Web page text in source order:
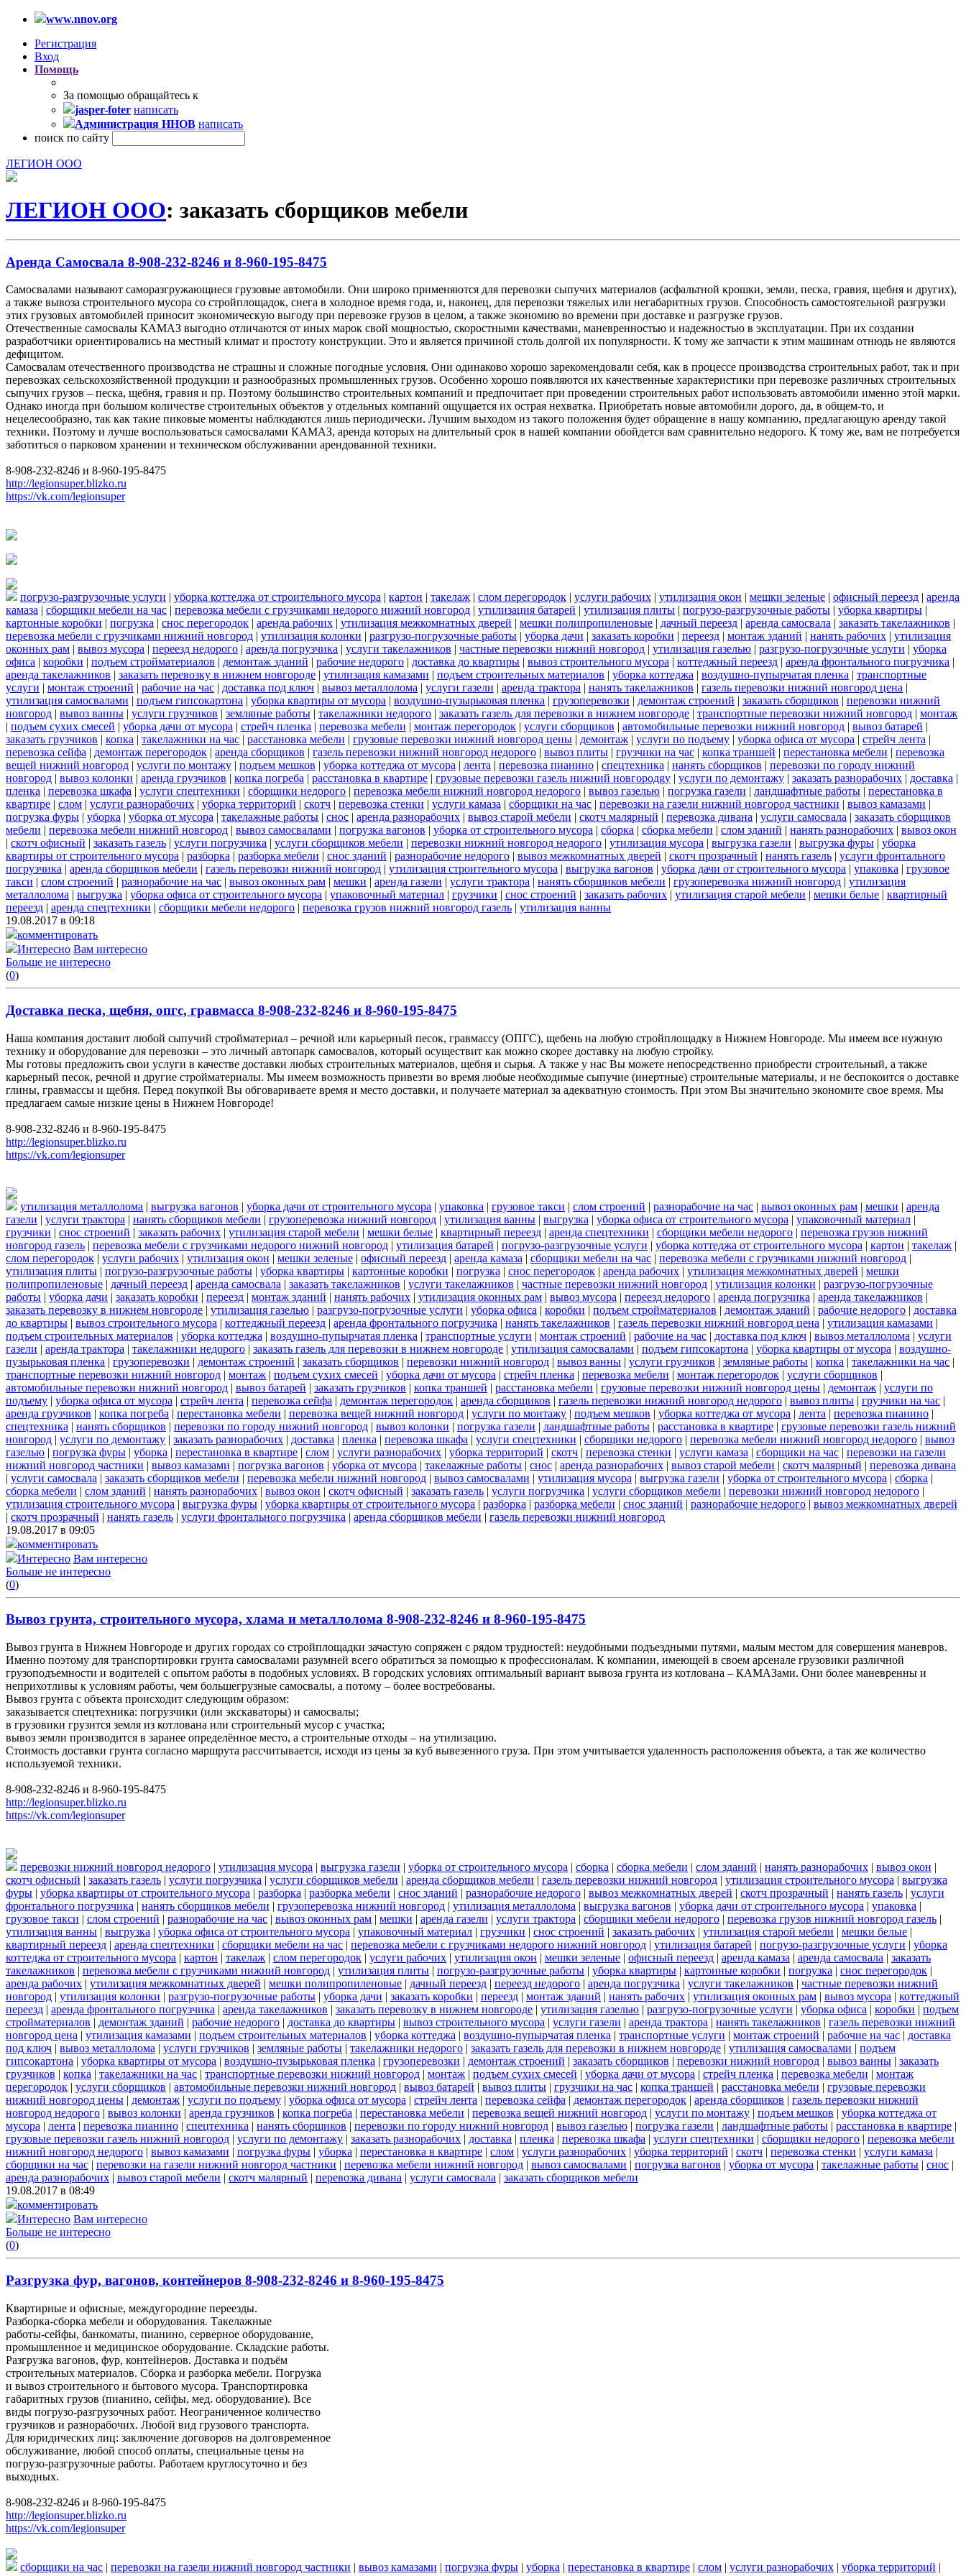
www.nnov.org
Регистрация
Вход
Помощь
За помощью обращайтесь к
jasper-foter написать
Администрация ННОВ написать
поиск по сайту
ЛЕГИОН ООО
ЛЕГИОН ООО: заказать сборщиков мебели
Аренда Самосвала 8-908-232-8246 и 8-960-195-8475
Самосвалами называют саморазгружающиеся грузовые автомобили. Они широко применяются для перевозки сыпучих материалов (асфальтной крошки, земли, песка, гравия, щебня и других),
а также вывоза строительного мусора со стройплощадок, снега в холодное время года, и, наконец, для перевозки тяжелых или негабаритных грузов. Способность самостоятельной разгрузки
этих грузовых автомобилей приносит экономическую выгоду при перевозке грузов в целом, а также экономию во времени при доставке и разгрузке грузов.
Отечественные самосвалы КАМАЗ выгодно отличаются от иных марок свой мощностью, скоростными качествами, маневренностью и надежностью в эксплуатации. При их создании
разработчики ориентировались на местный климат и простоту конструкции. Это и является причиной столь долгой их популярности. К тому же запчасти к этим машинам отнюдь не являются
дефицитом.
Самосвалам отечественного производства не страшны и сложные погодные условия. Они одинаково хорошо зарекомендовали себя, как в процессе производства строительных работ, так и при
перевозках сельскохозяйственной продукции и разнообразных промышленных грузов. Особенно хорошо появляются их качественные характеристики при перевозке различных строительных
сыпучих грузов – песка, щебня, гравия и пр. Поэтому большинство строительных компаний и предпочитает при проведении строительных работ использовать автомобили именно этой марки.
Однако иногда при большом количестве строительных объектов у отдельных компаний ощущается их острая нехватка. Приобретать новые автомобили дорого, да, в общем-то, и
нецелесообразно, так как такие пиковые моменты наблюдаются лишь периодически. Лучшим выходом из такого положения будет обращение в нашу компанию, предлагающую аренду такой
техники. Поэтому и лучше воспользоваться самосвалами КАМАЗ, аренда которых на длительный срок в нашей компании обойдется вам сравнительно недорого. К тому же, вам не потребуется
заботиться о парковом хранении и техническом обслуживании арендованной техники.
8-908-232-8246 и 8-960-195-8475
http://legionsuper.blizko.ru
https://vk.com/legionsuper
погрузо-разгрузочные услуги | уборка коттеджа от строительного мусора | картон | такелаж | слом перегородок | услуги рабочих | утилизация окон | мешки зеленые | офисный переезд | аренда
камаза | сборщики мебели на час | перевозка мебели с грузчиками недорого нижний новгород | утилизация батарей | утилизация плиты | погрузо-разгрузочные работы | уборка квартиры |
картонные коробки | погрузка | снос перегородок | аренда рабочих | утилизация межкомнатных дверей | мешки полипропиленовые | дачный переезд | аренда самосвала | заказать такелажников |
перевозка мебели с грузчиками нижний новгород | утилизация колонки | разгрузо-погрузочные работы | уборка дачи | заказать коробки | переезд | монтаж зданий | нанять рабочих | утилизация
оконных рам | вывоз мусора | переезд недорого | аренда погрузчика | услуги такелажников | частные перевозки нижний новгород | утилизация газелью | разгрузо-погрузочные услуги | уборка
офиса | коробки | подъем стройматериалов | демонтаж зданий | рабочие недорого | доставка до квартиры | вывоз строительного мусора | коттеджный переезд | аренда фронтального погрузчика |
аренда такелажников | заказать перевозку в нижнем новгороде | утилизация камазами | подъем строительных материалов | уборка коттеджа | воздушно-пупырчатая пленка | транспортные
услуги | монтаж строений | рабочие на час | доставка под ключ | вывоз металлолома | услуги газели | аренда трактора | нанять такелажников | газель перевозки нижний новгород цена |
утилизация самосвалами | подъем гипсокартона | уборка квартиры от мусора | воздушно-пузырьковая пленка | грузоперевозки | демонтаж строений | заказать сборщиков | перевозки нижний
новгород | вывоз ванны | услуги грузчиков | земляные работы | такелажники недорого | заказать газель для перевозки в нижнем новгороде | транспортные перевозки нижний новгород | монтаж
| подъем сухих смесей | уборка дачи от мусора | стрейч пленка | перевозка мебели | монтаж перегородок | услуги сборщиков | автомобильные перевозки нижний новгород | вывоз батарей |
заказать грузчиков | копка | такелажники на час | расстановка мебели | грузовые перевозки нижний новгород цены | демонтаж | услуги по подъему | уборка офиса от мусора | стрейч лента |
перевозка сейфа | демонтаж перегородок | аренда сборщиков | газель перевозки нижний новгород недорого | вывоз плиты | грузчики на час | копка траншей | перестановка мебели | перевозка
вещей нижний новгород | услуги по монтажу | подъем мешков | уборка коттеджа от мусора | лента | перевозка пианино | спецтехника | нанять сборщиков | перевозки по городу нижний
новгород | вывоз колонки | аренда грузчиков | копка погреба | расстановка в квартире | грузовые перевозки газель нижний новгородgy | услуги по демонтажу | заказать разнорабочих | доставка |
пленка | перевозка шкафа | услуги спецтехники | сборщики недорого | перевозка мебели нижний новгород недорого | вывоз газелью | погрузка газели | ландшафтные работы | перестановка в
квартире | слом | услуги разнорабочих | уборка территорий | скотч | перевозка стенки | услуги камаза | сборщики на час | перевозки на газели нижний новгород частники | вывоз камазами |
погрузка фуры | уборка | уборка от мусора | такелажные работы | снос | аренда разнорабочих | вывоз старой мебели | скотч малярный | перевозка дивана | услуги самосвала | заказать сборщиков
мебели | перевозка мебели нижний новгород | вывоз самосвалами | погрузка вагонов | уборка от строительного мусора | сборка | сборка мебели | слом зданий | нанять разнорабочих | вывоз окон
| скотч офисный | заказать газель | услуги погрузчика | услуги сборщиков мебели | перевозки нижний новгород недорого | утилизация мусора | выгрузка газели | выгрузка фуры | уборка
квартиры от строительного мусора | разборка | разборка мебели | снос зданий | разнорабочие недорого | вывоз межкомнатных дверей | скотч прозрачный | нанять газель | услуги фронтального
погрузчика | аренда сборщиков мебели | газель перевозки нижний новгород | утилизация строительного мусора | выгрузка вагонов | уборка дачи от строительного мусора | упаковка | грузовое
такси | слом строений | разнорабочие на час | вывоз оконных рам | мешки | аренда газели | услуги трактора | нанять сборщиков мебели | грузоперевозка нижний новгород | утилизация
металлолома | выгрузка | уборка офиса от строительного мусора | упаковочный материал | грузчики | снос строений | заказать рабочих | утилизация старой мебели | мешки белые | квартирный
переезд | аренда спецтехники | сборщики мебели недорого | перевозка грузов нижний новгород газель | утилизация ванны
19.08.2017 в 09:18
комментировать
Интересно Вам интересно
Больше не интересно
(0)
Доставка песка, щебня, опгс, гравмасса 8-908-232-8246 и 8-960-195-8475
Наша компания доставит любой сыпучий стройматериал – речной или карьерный песок, гравмассу (ОПГС), щебень на любую стройплощадку в Нижнем Новгороде. Мы имеем все нужную
технику и оборудование для перевозки – это личный автопарк самосвалов, который осуществит как можно скорее доставку на любую стройку.
Мы готовы предложить свои услуги в качестве доставки любых строительных материалов, щебня и сырья. А также у нас Вы можете непосредственно приобрести строительный, а также
карьерный песок, речной и другие стройматериалы. Мы имеем возможность привезти во время любые необходимые сыпучие (инертные) строительные материалы, и не беспокоится о доставке
глины, гравмассы и щебня. Перед покупкой Вы обговариваете время и место доставки, и получаете материал за адекватную стоимость. При этом Вы значительно экономите свое время. Мы
предлагаем самые низкие цены в Нижнем Новгороде!
8-908-232-8246 и 8-960-195-8475
http://legionsuper.blizko.ru
https://vk.com/legionsuper
утилизация металлолома | выгрузка вагонов | уборка дачи от строительного мусора | упаковка | грузовое такси | слом строений | разнорабочие на час | вывоз оконных рам | мешки | аренда
газели | услуги трактора | нанять сборщиков мебели | грузоперевозка нижний новгород | утилизация ванны | выгрузка | уборка офиса от строительного мусора | упаковочный материал |
грузчики | снос строений | заказать рабочих | утилизация старой мебели | мешки белые | квартирный переезд | аренда спецтехники | сборщики мебели недорого | перевозка грузов нижний
новгород газель | перевозка мебели с грузчиками недорого нижний новгород | утилизация батарей | погрузо-разгрузочные услуги | уборка коттеджа от строительного мусора | картон | такелаж |
слом перегородок | услуги рабочих | утилизация окон | мешки зеленые | офисный переезд | аренда камаза | сборщики мебели на час | перевозка мебели с грузчиками нижний новгород |
утилизация плиты | погрузо-разгрузочные работы | уборка квартиры | картонные коробки | погрузка | снос перегородок | аренда рабочих | утилизация межкомнатных дверей | мешки
полипропиленовые | дачный переезд | аренда самосвала | заказать такелажников | услуги такелажников | частные перевозки нижний новгород | утилизация колонки | разгрузо-погрузочные
работы | уборка дачи | заказать коробки | переезд | монтаж зданий | нанять рабочих | утилизация оконных рам | вывоз мусора | переезд недорого | аренда погрузчика | аренда такелажников |
заказать перевозку в нижнем новгороде | утилизация газелью | разгрузо-погрузочные услуги | уборка офиса | коробки | подъем стройматериалов | демонтаж зданий | рабочие недорого | доставка
до квартиры | вывоз строительного мусора | коттеджный переезд | аренда фронтального погрузчика | нанять такелажников | газель перевозки нижний новгород цена | утилизация камазами |
подъем строительных материалов | уборка коттеджа | воздушно-пупырчатая пленка | транспортные услуги | монтаж строений | рабочие на час | доставка под ключ | вывоз металлолома | услуги
газели | аренда трактора | такелажники недорого | заказать газель для перевозки в нижнем новгороде | утилизация самосвалами | подъем гипсокартона | уборка квартиры от мусора | воздушно-
пузырьковая пленка | грузоперевозки | демонтаж строений | заказать сборщиков | перевозки нижний новгород | вывоз ванны | услуги грузчиков | земляные работы | копка | такелажники на час |
транспортные перевозки нижний новгород | монтаж | подъем сухих смесей | уборка дачи от мусора | стрейч пленка | перевозка мебели | монтаж перегородок | услуги сборщиков |
автомобильные перевозки нижний новгород | вывоз батарей | заказать грузчиков | копка траншей | расстановка мебели | грузовые перевозки нижний новгород цены | демонтаж | услуги по
подъему | уборка офиса от мусора | стрейч лента | перевозка сейфа | демонтаж перегородок | аренда сборщиков | газель перевозки нижний новгород недорого | вывоз плиты | грузчики на час |
аренда грузчиков | копка погреба | перестановка мебели | перевозка вещей нижний новгород | услуги по монтажу | подъем мешков | уборка коттеджа от мусора | лента | перевозка пианино |
спецтехника | нанять сборщиков | перевозки по городу нижний новгород | вывоз колонки | погрузка газели | ландшафтные работы | расстановка в квартире | грузовые перевозки газель нижний
новгород | услуги по демонтажу | заказать разнорабочих | доставка | пленка | перевозка шкафа | услуги спецтехники | сборщики недорого | перевозка мебели нижний новгород недорого | вывоз
газелью | погрузка фуры | уборка | перестановка в квартире | слом | услуги разнорабочих | уборка территорий | скотч | перевозка стенки | услуги камаза | сборщики на час | перевозки на газели
нижний новгород частники | вывоз камазами | погрузка вагонов | уборка от мусора | такелажные работы | снос | аренда разнорабочих | вывоз старой мебели | скотч малярный | перевозка дивана
| услуги самосвала | заказать сборщиков мебели | перевозка мебели нижний новгород | вывоз самосвалами | утилизация мусора | выгрузка газели | уборка от строительного мусора | сборка |
сборка мебели | слом зданий | нанять разнорабочих | вывоз окон | скотч офисный | заказать газель | услуги погрузчика | услуги сборщиков мебели | перевозки нижний новгород недорого |
утилизация строительного мусора | выгрузка фуры | уборка квартиры от строительного мусора | разборка | разборка мебели | снос зданий | разнорабочие недорого | вывоз межкомнатных дверей
| скотч прозрачный | нанять газель | услуги фронтального погрузчика | аренда сборщиков мебели | газель перевозки нижний новгород
19.08.2017 в 09:05
комментировать
Интересно Вам интересно
Больше не интересно
(0)
Вывоз грунта, строительного мусора, хлама и металлолома 8-908-232-8246 и 8-960-195-8475
Вывоз грунта в Нижнем Новгороде и других городах со стройплощадки зачастую сопряжен с рядом трудностей: неудобными подъездными путями, малым местом для совершения маневров.
Именно поэтому для транспортировки грунта самосвалами разумней всего обратиться за помощью к профессионалам. К компании, имеющей в своем арсенале грузовики различной
грузоподъемности и водителей с опытом работы в подобных условиях. В городских условиях оптимальный вариант вывоза грунта из котлована – КАМАЗами. Они более маневренны и
неприхотливы к условиям работы, чем большегрузные самосвалы, а потому – более востребованы.
Вывоз грунта с объекта происходит следующим образом:
заказывается спецтехника: погрузчики (или экскаваторы) и самосвалы;
в грузовики грузится земля из котлована или строительный мусор с участка;
вывоз земли производится в заранее определённое место, а строительные отходы – на утилизацию.
Стоимость доставки грунта согласно маршрута рассчитывается, исходя из цены за куб вывезенного груза. При этом учитывается удаленность расположения объекта, а так же количество
используемой техники.
8-908-232-8246 и 8-960-195-8475
http://legionsuper.blizko.ru
https://vk.com/legionsuper
перевозки нижний новгород недорого | утилизация мусора | выгрузка газели | уборка от строительного мусора | сборка | сборка мебели | слом зданий | нанять разнорабочих | вывоз окон |
скотч офисный | заказать газель | услуги погрузчика | услуги сборщиков мебели | аренда сборщиков мебели | газель перевозки нижний новгород | утилизация строительного мусора | выгрузка
фуры | уборка квартиры от строительного мусора | разборка | разборка мебели | снос зданий | разнорабочие недорого | вывоз межкомнатных дверей | скотч прозрачный | нанять газель | услуги
фронтального погрузчика | нанять сборщиков мебели | грузоперевозка нижний новгород | утилизация металлолома | выгрузка вагонов | уборка дачи от строительного мусора | упаковка |
грузовое такси | слом строений | разнорабочие на час | вывоз оконных рам | мешки | аренда газели | услуги трактора | сборщики мебели недорого | перевозка грузов нижний новгород газель |
утилизация ванны | выгрузка | уборка офиса от строительного мусора | упаковочный материал | грузчики | снос строений | заказать рабочих | утилизация старой мебели | мешки белые |
квартирный переезд | аренда спецтехники | сборщики мебели на час | перевозка мебели с грузчиками недорого нижний новгород | утилизация батарей | погрузо-разгрузочные услуги | уборка
коттеджа от строительного мусора | картон | такелаж | слом перегородок | услуги рабочих | утилизация окон | мешки зеленые | офисный переезд | аренда камаза | аренда самосвала | заказать
такелажников | перевозка мебели с грузчиками нижний новгород | утилизация плиты | погрузо-разгрузочные работы | уборка квартиры | картонные коробки | погрузка | снос перегородок |
аренда рабочих | утилизация межкомнатных дверей | мешки полипропиленовые | дачный переезд | переезд недорого | аренда погрузчика | услуги такелажников | частные перевозки нижний
новгород | утилизация колонки | разгрузо-погрузочные работы | уборка дачи | заказать коробки | переезд | монтаж зданий | нанять рабочих | утилизация оконных рам | вывоз мусора | коттеджный
переезд | аренда фронтального погрузчика | аренда такелажников | заказать перевозку в нижнем новгороде | утилизация газелью | разгрузо-погрузочные услуги | уборка офиса | коробки | подъем
стройматериалов | демонтаж зданий | рабочие недорого | доставка до квартиры | вывоз строительного мусора | услуги газели | аренда трактора | нанять такелажников | газель перевозки нижний
новгород цена | утилизация камазами | подъем строительных материалов | уборка коттеджа | воздушно-пупырчатая пленка | транспортные услуги | монтаж строений | рабочие на час | доставка
под ключ | вывоз металлолома | услуги грузчиков | земляные работы | такелажники недорого | заказать газель для перевозки в нижнем новгороде | утилизация самосвалами | подъем
гипсокартона | уборка квартиры от мусора | воздушно-пузырьковая пленка | грузоперевозки | демонтаж строений | заказать сборщиков | перевозки нижний новгород | вывоз ванны | заказать
грузчиков | копка | такелажники на час | транспортные перевозки нижний новгород | монтаж | подъем сухих смесей | уборка дачи от мусора | стрейч пленка | перевозка мебели | монтаж
перегородок | услуги сборщиков | автомобильные перевозки нижний новгород | вывоз батарей | вывоз плиты | грузчики на час | копка траншей | расстановка мебели | грузовые перевозки
нижний новгород цены | демонтаж | услуги по подъему | уборка офиса от мусора | стрейч лента | перевозка сейфа | демонтаж перегородок | аренда сборщиков | газель перевозки нижний
новгород недорого | вывоз колонки | аренда грузчиков | копка погреба | перестановка мебели | перевозка вещей нижний новгород | услуги по монтажу | подъем мешков | уборка коттеджа от
мусора | лента | перевозка пианино | спецтехника | нанять сборщиков | перевозки по городу нижний новгород | вывоз газелью | погрузка газели | ландшафтные работы | расстановка в квартире |
грузовые перевозки газель нижний новгород | услуги по демонтажу | заказать разнорабочих | доставка | пленка | перевозка шкафа | услуги спецтехники | сборщики недорого | перевозка мебели
нижний новгород недорого | вывоз камазами | погрузка фуры | уборка | перестановка в квартире | слом | услуги разнорабочих | уборка территорий | скотч | перевозка стенки | услуги камаза |
сборщики на час | перевозки на газели нижний новгород частники | перевозка мебели нижний новгород | вывоз самосвалами | погрузка вагонов | уборка от мусора | такелажные работы | снос |
аренда разнорабочих | вывоз старой мебели | скотч малярный | перевозка дивана | услуги самосвала | заказать сборщиков мебели
19.08.2017 в 08:49
комментировать
Интересно Вам интересно
Больше не интересно
(0)
Разгрузка фур, вагонов, контейнеров 8-908-232-8246 и 8-960-195-8475
Квартирные и офисные, междугородние переезды.
Разборка-сборка мебели и оборудования. Такелажные
работы-сейфы, банкоматы, пианино, серверное оборудование,
промышленное и медицинское оборудование. Складские работы.
Разгрузка вагонов, фур, контейнеров. Доставка и подъём
строительных материалов. Сборка и разборка мебели. Погрузка
и вывоз строительного и бытового мусора. Транспортировка
габаритных грузов (пианино, сейфы, мед. оборудование). Все
виды погрузо-разгрузочных работ. Неограниченное количество
грузчиков и разнорабочих. Любой вид грузового транспорта.
Для юридических лиц: заключение договоров на долговременное
обслуживание, любой способ оплаты, специальные цены на
погрузо-разгрузочные работы. Работаем круглосуточно и без
выходных.
8-908-232-8246 и 8-960-195-8475
http://legionsuper.blizko.ru
https://vk.com/legionsuper
сборщики на час | перевозки на газели нижний новгород частники | вывоз камазами | погрузка фуры | уборка | перестановка в квартире | слом | услуги разнорабочих | уборка территорий |